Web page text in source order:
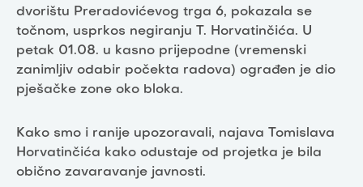
dvorištu Preradovićevog trga 6, pokazala se
točnom, usprkos negiranju T. Horvatinčića. U
petak 01.08. u kasno prijepodne (vremenski
zanimljiv odabir počekta radova) ograđen je dio
pješačke zone oko bloka.
Kako smo i ranije upozoravali, najava Tomislava
Horvatinčića kako odustaje od projetka je bila
obično zavaravanje javnosti.